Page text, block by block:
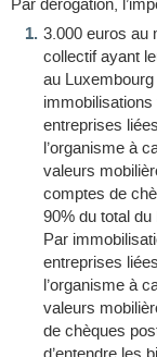
Par dérogation,
3.000 euros au
collectif ayant
au
entreprises
l’organisme à
valeurs
comptes de
90% du total
Par
entreprises
l’organisme à
valeurs
de chèques